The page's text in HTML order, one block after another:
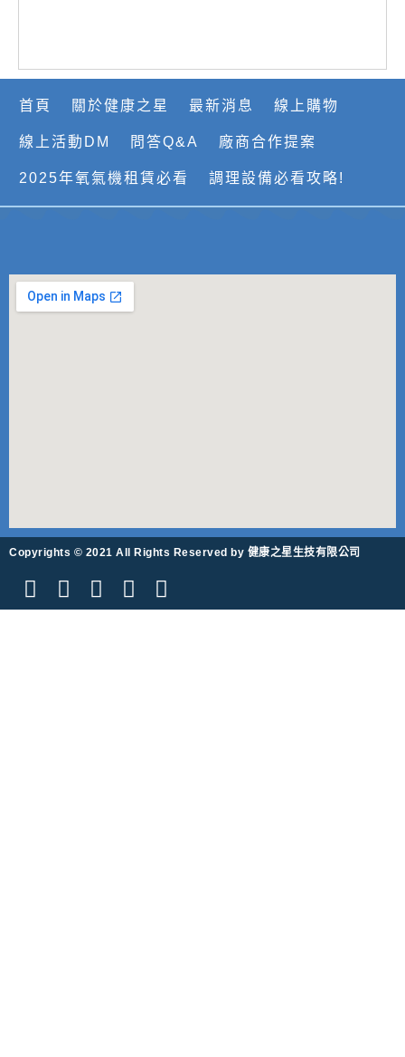
首頁 關於健康之星 最新消息 線上購物
線上活動DM 問答Q&A 廠商合作提案
2025年氧氣機租賃必看 調理設備必看攻略!
Copyrights © 2021 All Rights Reserved by 健康之星生技有限公司